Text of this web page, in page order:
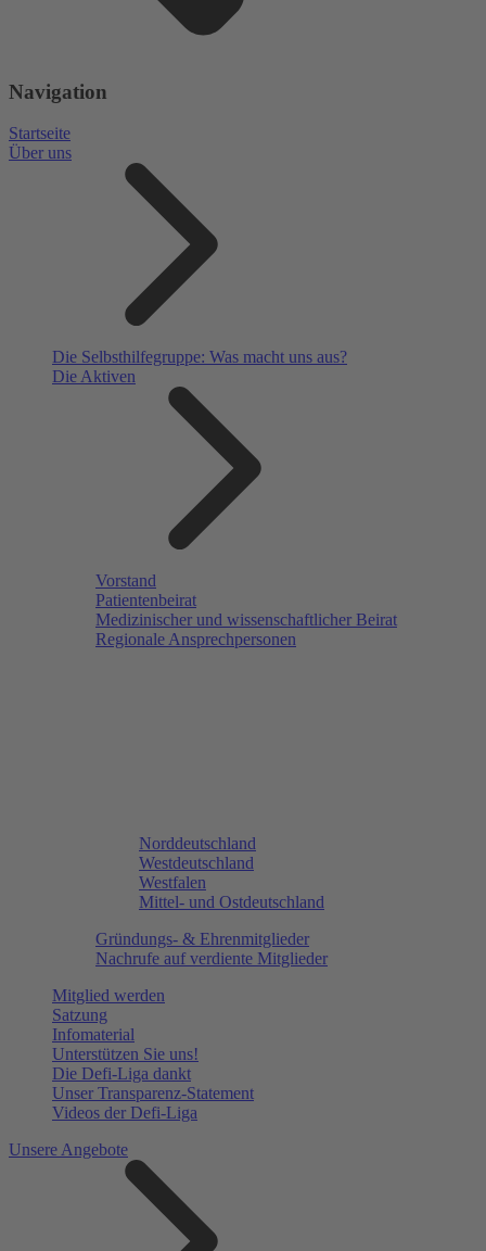
Navigation
Startseite
Über uns
Die Selbsthilfegruppe: Was macht uns aus?
Die Aktiven
Vorstand
Patientenbeirat
Medizinischer und wissenschaftlicher Beirat
Regionale Ansprechpersonen
Norddeutschland
Westdeutschland
Westfalen
Mittel- und Ostdeutschland
Gründungs- & Ehrenmitglieder
Nachrufe auf verdiente Mitglieder
Mitglied werden
Satzung
Infomaterial
Unterstützen Sie uns!
Die Defi-Liga dankt
Unser Transparenz-Statement
Videos der Defi-Liga
Unsere Angebote